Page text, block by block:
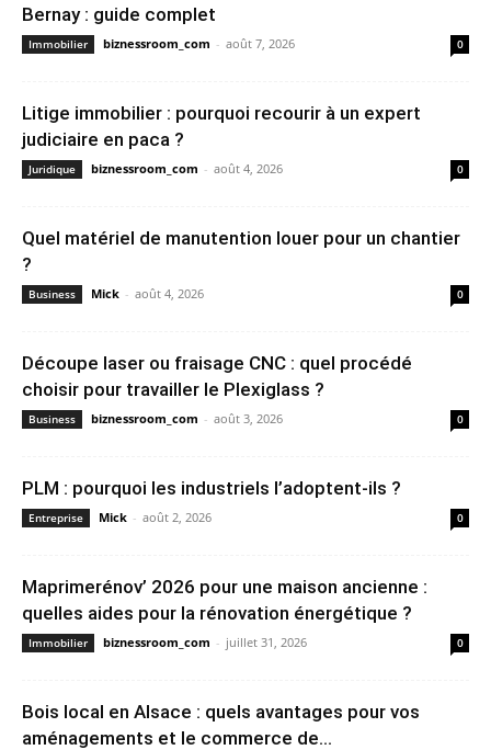
Bernay : guide complet
Immobilier biznessroom_com - août 7, 2026 0
Litige immobilier : pourquoi recourir à un expert
judiciaire en paca ?
Juridique biznessroom_com - août 4, 2026 0
Quel matériel de manutention louer pour un chantier
?
Business Mick - août 4, 2026 0
Découpe laser ou fraisage CNC : quel procédé
choisir pour travailler le Plexiglass ?
Business biznessroom_com - août 3, 2026 0
PLM : pourquoi les industriels l’adoptent-ils ?
Entreprise Mick - août 2, 2026 0
Maprimerénov’ 2026 pour une maison ancienne :
quelles aides pour la rénovation énergétique ?
Immobilier biznessroom_com - juillet 31, 2026 0
Bois local en Alsace : quels avantages pour vos
aménagements et le commerce de...